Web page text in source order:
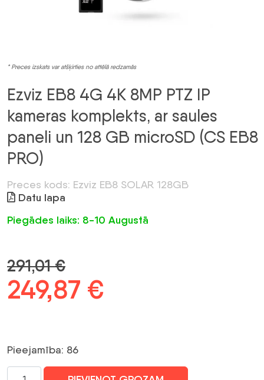
* Preces izskats var atšķirties no attēlā redzamās
Ezviz EB8 4G 4K 8MP PTZ IP
kameras komplekts, ar saules
paneli un 128 GB microSD (CS EB8
PRO)
Preces kods: Ezviz EB8 SOLAR 128GB
Datu lapa
Piegādes laiks: 8-10 Augustā
291,01€
Sākotnējā
bija:
291,01 €.
249,87 €
249,87 €.
Pieejamība: 86
Ezviz